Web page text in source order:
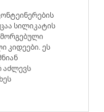
სილიკატის
კიდეები. ეს
აძლევს